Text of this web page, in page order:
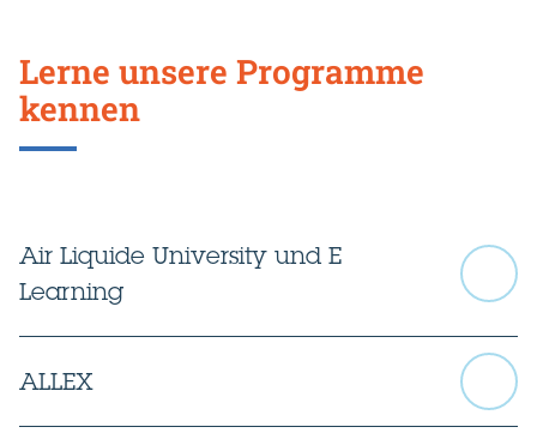
Lerne unsere Programme
kennen
Air Liquide University und E
Learning
ALLEX